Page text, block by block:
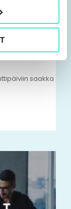
saakka